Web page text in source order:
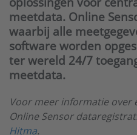
meetdata. Online
waarbij alle
software worden
ter wereld 24/7
meetdata.
Voor meer informatie over
Online Sensor
Hitma.